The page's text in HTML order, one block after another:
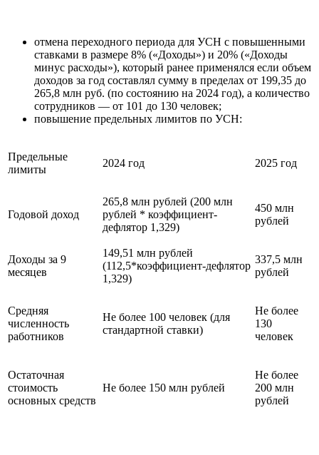
отмена переходного периода для УСН с повышенными
ставками в размере 8% («Доходы») и 20% («Доходы
минус расходы»), который ранее применялся если объем
доходов за год составлял сумму в пределах от 199,35 до
265,8 млн руб. (по состоянию на 2024 год), а количество
сотрудников — от 101 до 130 человек;
повышение предельных лимитов по УСН:
Предельные
лимиты
2024 год 2025 год
Годовой доход
265,8 млн рублей (200 млн
рублей * коэффициент-
дефлятор 1,329)
450 млн
рублей
Доходы за 9
месяцев
149,51 млн рублей
(112,5*коэффициент-дефлятор
1,329)
337,5 млн
рублей
Средняя
численность
работников
Не более 100 человек (для
стандартной ставки)
Не более
130
человек
Остаточная
стоимость
основных средств
Не более 150 млн рублей
Не более
200 млн
рублей